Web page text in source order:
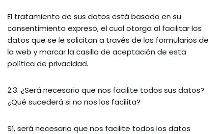
El tratamiento de sus datos está basado en su
consentimiento expreso, el cual otorga al facilitar los
datos que se le solicitan a través de los formularios de
la web y marcar la casilla de aceptación de esta
política de privacidad.
2.3. ¿Será necesario que nos facilite todos sus datos?
¿Qué sucederá si no nos los facilita?
Sí, será necesario que nos facilite todos los datos